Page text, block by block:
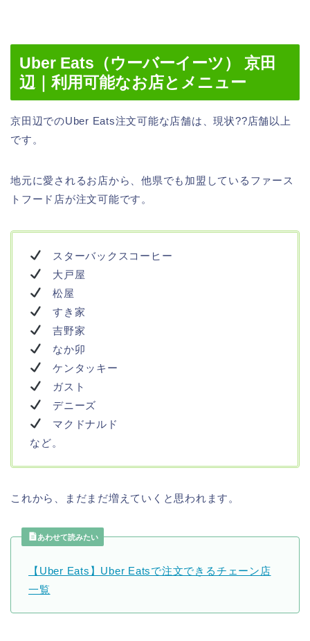
Uber Eats（ウーバーイーツ） 京田
辺｜利用可能なお店とメニュー
京田辺でのUber Eats注文可能な店舗は、現状??店舗以上
です。
地元に愛されるお店から、他県でも加盟しているファース
トフード店が注文可能です。
スターバックスコーヒー
大戸屋
松屋
すき家
吉野家
なか卯
ケンタッキー
ガスト
デニーズ
マクドナルド
など。
これから、まだまだ増えていくと思われます。
あわせて読みたい
【Uber Eats】Uber Eatsで注文できるチェーン店
一覧